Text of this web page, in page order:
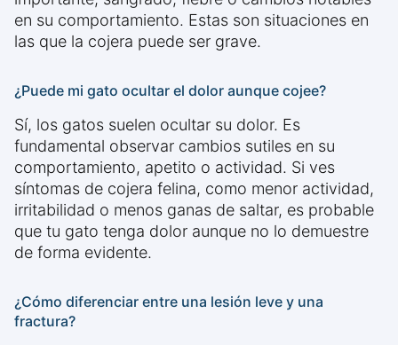
en su comportamiento. Estas son situaciones en
las que la cojera puede ser grave.
¿Puede mi gato ocultar el dolor aunque cojee?
Sí, los gatos suelen ocultar su dolor. Es
fundamental observar cambios sutiles en su
comportamiento, apetito o actividad. Si ves
síntomas de cojera felina, como menor actividad,
irritabilidad o menos ganas de saltar, es probable
que tu gato tenga dolor aunque no lo demuestre
de forma evidente.
¿Cómo diferenciar entre una lesión leve y una
fractura?